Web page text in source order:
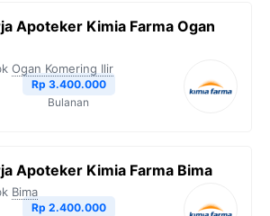
Apoteker Kimia Farma Ogan
Ogan Komering Ilir
Rp 3.400.000
Bulanan
Apoteker Kimia Farma Bima
Bima
Rp 2.400.000